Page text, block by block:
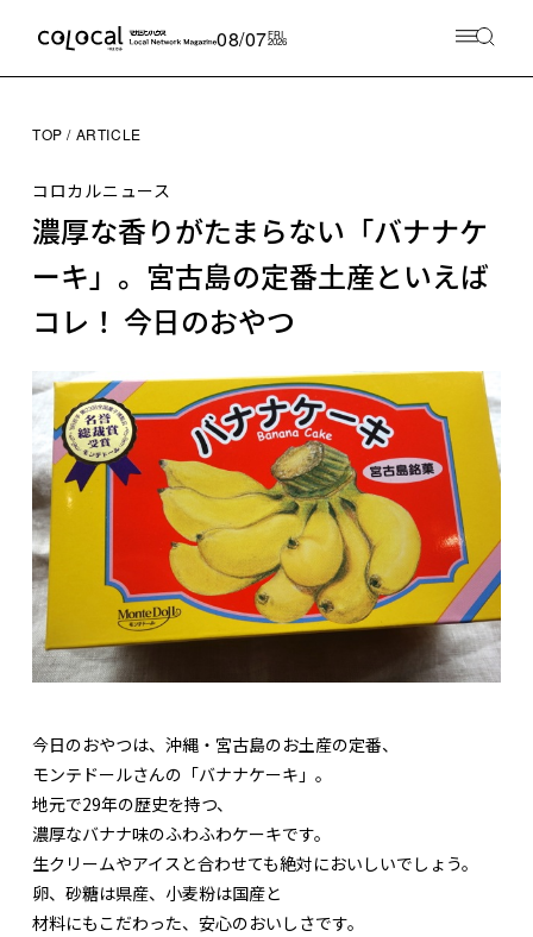
08/07FRI
2026
TOP ARTICLE
コロカルニュース
濃厚な香りがたまらない「バナナケ
ーキ」。宮古島の定番土産といえば
コレ！ 今日のおやつ
今日のおやつは、沖縄・宮古島のお土産の定番、
モンテドールさんの「バナナケーキ」。
地元で29年の歴史を持つ、
濃厚なバナナ味のふわふわケーキです。
生クリームやアイスと合わせても絶対においしいでしょう。
卵、砂糖は県産、小麦粉は国産と
材料にもこだわった、安心のおいしさです。